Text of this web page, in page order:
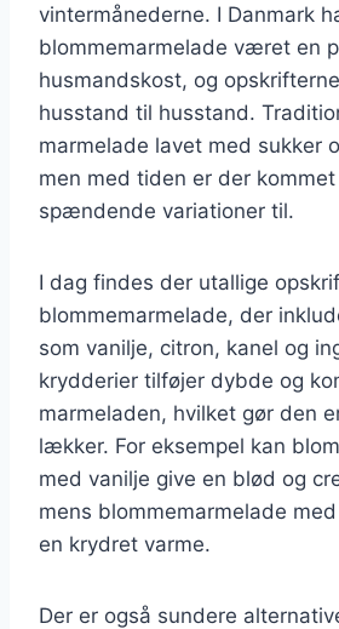
vintermånederne. I Danmark
blommemarmelade været en
husmandskost, og
husstand til husstand.
marmelade lavet med sukker
men med tiden er der kommet
spændende variationer til.
I dag findes der utallige
blommemarmelade, der
som vanilje, citron, kanel og
krydderier tilføjer dybde og
marmeladen, hvilket gør den
lækker. For eksempel kan
med vanilje give en blød og
mens blommemarmelade
en krydret varme.
Der er også sundere